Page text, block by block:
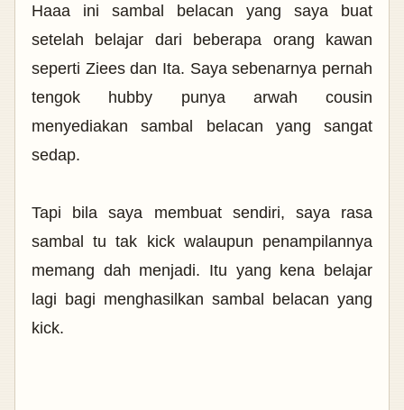
Haaa ini sambal belacan yang saya buat
setelah belajar dari beberapa orang kawan
seperti Ziees dan Ita. Saya sebenarnya pernah
tengok hubby punya arwah cousin
menyediakan sambal belacan yang sangat
sedap.
Tapi bila saya membuat sendiri, saya rasa
sambal tu tak kick walaupun penampilannya
memang dah menjadi. Itu yang kena belajar
lagi bagi menghasilkan sambal belacan yang
kick.